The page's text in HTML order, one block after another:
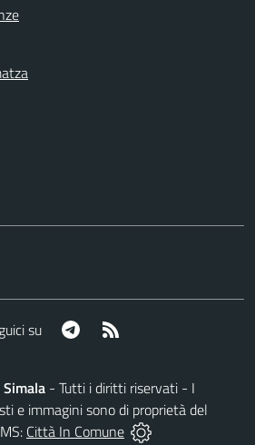
su Telegram
Simala- Tutti i diritti riservati - I
e immagini sono di proprietà del
Città In Comune